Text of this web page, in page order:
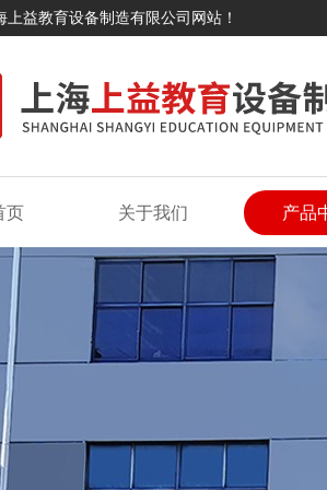
上益教育设备制造有限公司网站！
页 关于我们 产品